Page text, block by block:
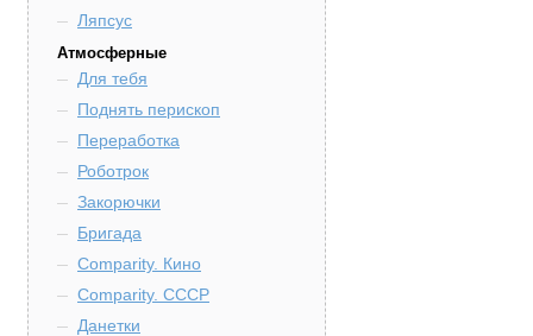
Ляпсус
Атмосферные
Для тебя
Поднять перископ
Переработка
Роботрок
Закорючки
Бригада
Comparity. Кино
Comparity. СССР
Данетки